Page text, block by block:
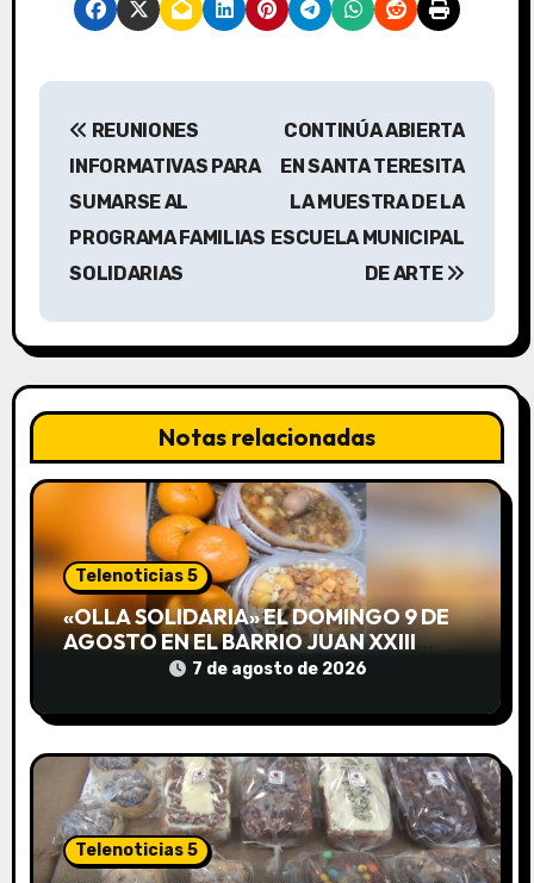
N
a
c
ó
n
d
e
n
r
REUNIONES
INFORMATIVAS PARA
SUMARSE AL
PROGRAMA FAMILIAS
SOLIDARIAS
CONTINÚA ABIERTA
EN SANTA TERESITA
LA MUESTRA DE LA
ESCUELA MUNICIPAL
DE ARTE
Notas relacionadas
Telenoticias 5
«OLLA SOLIDARIA» EL DOMINGO 9 DE
AGOSTO EN EL BARRIO JUAN XXIII
DESDE LAS 13 HS7 de agosto de 2026
Telenoticias 5